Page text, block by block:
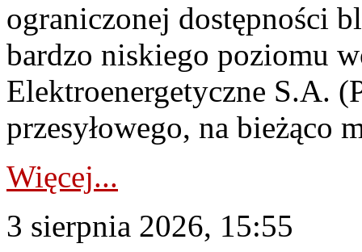
ograniczonej dostępności
bardzo niskiego poziomu
Elektroenergetyczne S.A.
przesyłowego, na bieżąco
Więcej...
3 sierpnia 2026, 15:55